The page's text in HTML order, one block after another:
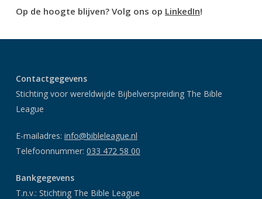
Op de hoogte blijven? Volg ons op LinkedIn!
Contactgegevens
Stichting voor wereldwijde Bijbelverspreiding The Bible
League
E-mailadres: info@bibleleague.nl
Telefoonnummer: 033 472 58 00
Bankgegevens
T.n.v.: Stichting The Bible League